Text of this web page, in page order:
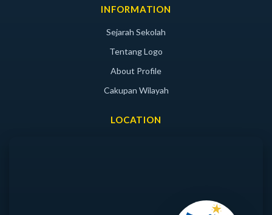
INFORMATION
Sejarah Sekolah
Tentang Logo
About Profile
Cakupan Wilayah
LOCATION